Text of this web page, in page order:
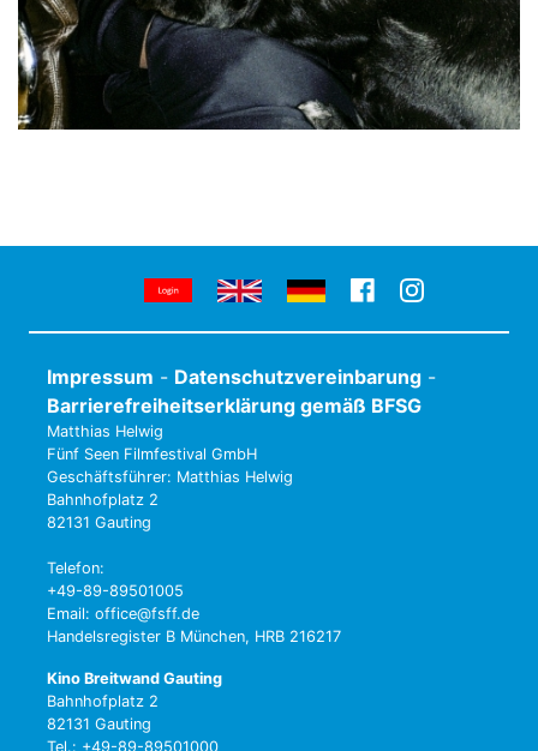
Impressum - Datenschutzvereinbarung -
Barrierefreiheitserklärung gemäß BFSG
Matthias Helwig
Fünf Seen Filmfestival GmbH
Geschäftsführer: Matthias Helwig
Bahnhofplatz 2
82131 Gauting
Telefon:
+49-89-89501005
Email: office@fsff.de
Handelsregister B München, HRB 216217
Kino Breitwand Gauting
Bahnhofplatz 2
82131 Gauting
Tel.: +49-89-89501000